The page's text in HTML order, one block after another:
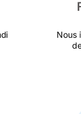
Nous